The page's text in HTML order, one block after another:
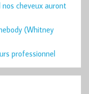
cheveux auront
(Whitney
professionnel